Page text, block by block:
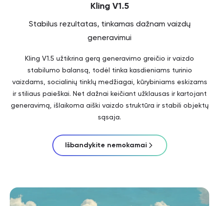
Kling V1.5
Stabilus rezultatas, tinkamas dažnam vaizdų
generavimui
Kling V1.5 užtikrina gerą generavimo greičio ir vaizdo
stabilumo balansą, todėl tinka kasdieniams turinio
vaizdams, socialinių tinklų medžiagai, kūrybiniams eskizams
ir stiliaus paieškai. Net dažnai keičiant užklausas ir kartojant
generavimą, išlaikoma aiški vaizdo struktūra ir stabili objektų
sąsaja.
Išbandykite nemokamai